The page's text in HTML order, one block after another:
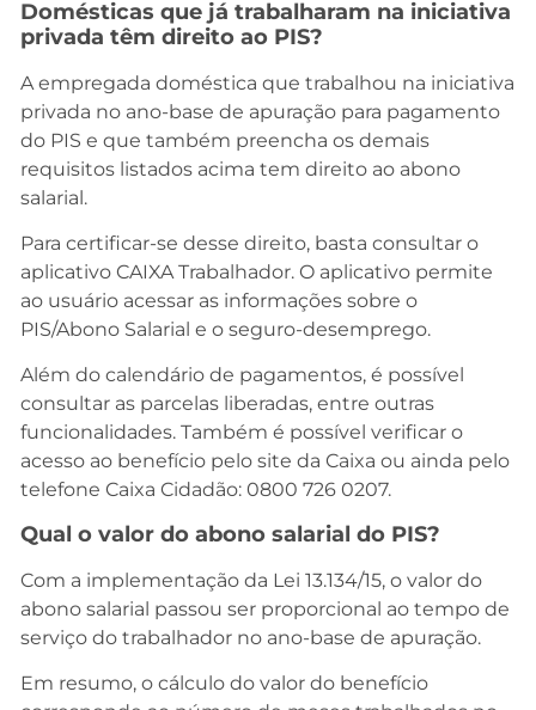
Domésticas que já trabalharam na iniciativa
privada têm direito ao PIS?
A empregada doméstica que trabalhou na iniciativa
privada no ano-base de apuração para pagamento
do PIS e que também preencha os demais
requisitos listados acima tem direito ao abono
salarial.
Para certificar-se desse direito, basta consultar o
aplicativo CAIXA Trabalhador. O aplicativo permite
ao usuário acessar as informações sobre o
PIS/Abono Salarial e o seguro-desemprego.
Além do calendário de pagamentos, é possível
consultar as parcelas liberadas, entre outras
funcionalidades. Também é possível verificar o
acesso ao benefício pelo site da Caixa ou ainda pelo
telefone Caixa Cidadão: 0800 726 0207.
Qual o valor do abono salarial do PIS?
Com a implementação da Lei 13.134/15, o valor do
abono salarial passou ser proporcional ao tempo de
serviço do trabalhador no ano-base de apuração.
Em resumo, o cálculo do valor do benefício